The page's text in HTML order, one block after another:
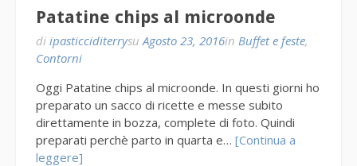
Patatine chips al microonde
di ipasticciditerrysu Agosto 23, 2016in Buffet e feste,
Contorni
Oggi Patatine chips al microonde. In questi giorni ho
preparato un sacco di ricette e messe subito
direttamente in bozza, complete di foto. Quindi
preparati perchè parto in quarta e… [Continua a
leggere]